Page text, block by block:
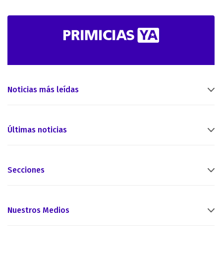
Noticias más leídas
Últimas noticias
Secciones
Nuestros Medios